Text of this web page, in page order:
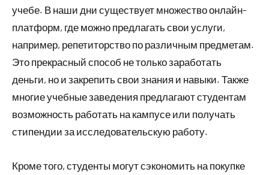
учебе. В наши дни существует множество онлайн-
платформ, где можно предлагать свои услуги,
например, репетиторство по различным предметам.
Это прекрасный способ не только заработать
деньги, но и закрепить свои знания и навыки. Также
многие учебные заведения предлагают студентам
возможность работать на кампусе или получать
стипендии за исследовательскую работу.
Кроме того, студенты могут сэкономить на покупке